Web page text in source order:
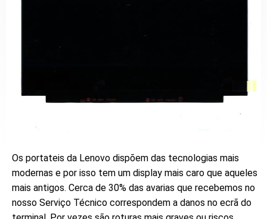
Os portateis da Lenovo dispõem das tecnologias mais
modernas e por isso tem um display mais caro que aqueles
mais antigos. Cerca de 30% das avarias que recebemos no
nosso Serviço Técnico correspondem a danos no ecrã do